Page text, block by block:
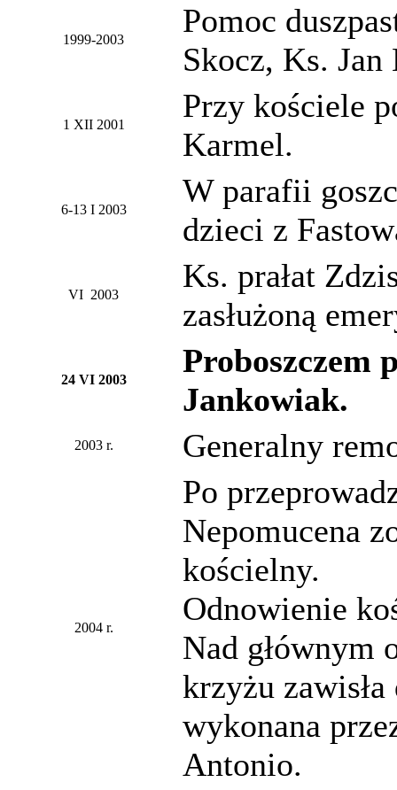
1999-2003
Pomoc
Skocz, Ks. Jan
1 XII 2001
Przy kościele
Karmel.
6-13 I 2003
W parafii
dzieci z
VI 2003
Ks. prałat
zasłużoną
24 VI 2003
Proboszczem
Jankowiak.
2003 r. Generalny
2004 r.
Po
Nepomucena
kościelny.
Odnowienie
Nad głównym
krzyżu
wykonana
Antonio.